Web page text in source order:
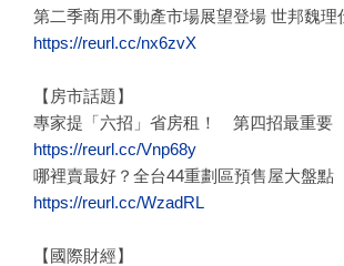
第二季商用不動產市場展望登場 世邦魏
https://reurl.cc/nx6zvX
【房市話題】
專家提「六招」省房租！ 第四招最重要
https://reurl.cc/Vnp68y
哪裡賣最好？全台44重劃區預售屋大盤點
https://reurl.cc/WzadRL
【國際財經】